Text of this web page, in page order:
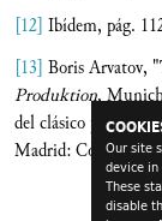
Our site
device in
These
disable
[12] Ibídem, pág.
[13] Boris Arvatov,
Produktion,
del clásico
Madrid: